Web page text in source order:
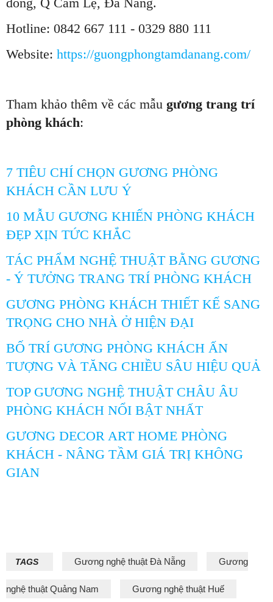
Hotline: 0842 667 111 - 0329 880 111
Website: https://guongphongtamdanang.com/
Tham khảo thêm về các mẫu gương trang trí
phòng khách:
7 TIÊU CHÍ CHỌN GƯƠNG PHÒNG
KHÁCH CẦN LƯU Ý
10 MẪU GƯƠNG KHIẾN PHÒNG KHÁCH
ĐẸP XỊN TỨC KHẮC
TÁC PHẨM NGHỆ THUẬT BẰNG GƯƠNG
- Ý TƯỞNG TRANG TRÍ PHÒNG KHÁCH
GƯƠNG PHÒNG KHÁCH THIẾT KẾ SANG
TRỌNG CHO NHÀ Ở HIỆN ĐẠI
BỐ TRÍ GƯƠNG PHÒNG KHÁCH ẤN
TƯỢNG VÀ TĂNG CHIỀU SÂU HIỆU QUẢ
TOP GƯƠNG NGHỆ THUẬT CHÂU ÂU
PHÒNG KHÁCH NỔI BẬT NHẤT
GƯƠNG DECOR ART HOME PHÒNG
KHÁCH - NÂNG TẦM GIÁ TRỊ KHÔNG
GIAN
TAGS Gương nghệ thuật Đà Nẵng Gương
nghệ thuật Quảng Nam Gương nghệ thuật Huế